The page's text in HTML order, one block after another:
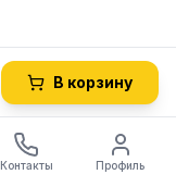
В корзину
Контакты Профиль